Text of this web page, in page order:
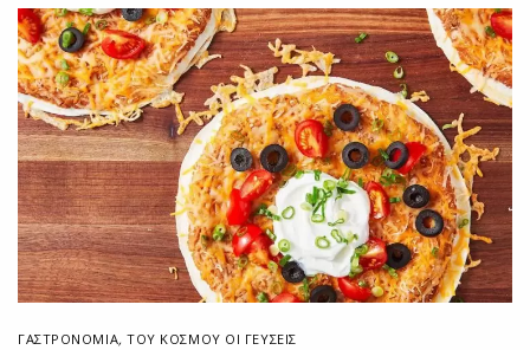
ΓΑΣΤΡΟΝΟΜΙΑ,ΤΟΥ ΚΌΣΜΟΥ ΟΙ ΓΕΎΣΕΙΣ